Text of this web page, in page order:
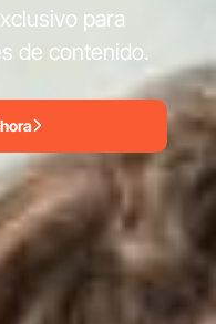
para
de contenido.